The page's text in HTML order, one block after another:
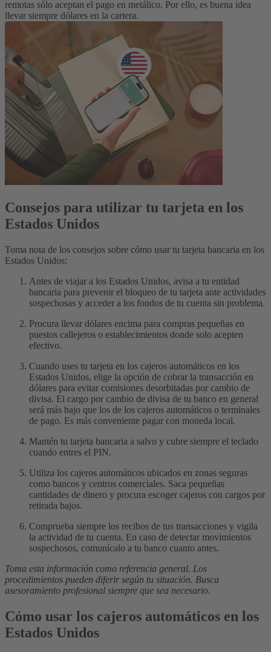
remotas sólo aceptan el pago en metálico. Por ello, es buena idea
llevar siempre dólares en la cartera.
Consejos para utilizar tu tarjeta en los
Estados Unidos
Toma nota de los consejos sobre cómo usar tu tarjeta bancaria en los
Estados Unidos:
Antes de viajar a los Estados Unidos, avisa a tu entidad
bancaria para prevenir el bloqueo de tu tarjeta ante actividades
sospechosas y acceder a los fondos de tu cuenta sin problema.
Procura llevar dólares encima para compras pequeñas en
puestos callejeros o establecimientos donde solo acepten
efectivo.
Cuando uses tu tarjeta en los cajeros automáticos en los
Estados Unidos, elige la opción de cobrar la transacción en
dólares para evitar comisiones desorbitadas por cambio de
divisa. El cargo por cambio de divisa de tu banco en general
será más bajo que los de los cajeros automáticos o terminales
de pago. Es más conveniente pagar con moneda local.
Mantén tu tarjeta bancaria a salvo y cubre siempre el teclado
cuando entres el PIN.
Utiliza los cajeros automáticos ubicados en zonas seguras
como bancos y centros comerciales. Saca pequeñas
cantidades de dinero y procura escoger cajeros con cargos por
retirada bajos.
Comprueba siempre los recibos de tus transacciones y vigila
la actividad de tu cuenta. En caso de detectar movimientos
sospechosos, comunícalo a tu banco cuanto antes.
Toma esta información como referencia general. Los
procedimientos pueden diferir según tu situación. Busca
asesoramiento profesional siempre que sea necesario.
Cómo usar los cajeros automáticos en los
Estados Unidos